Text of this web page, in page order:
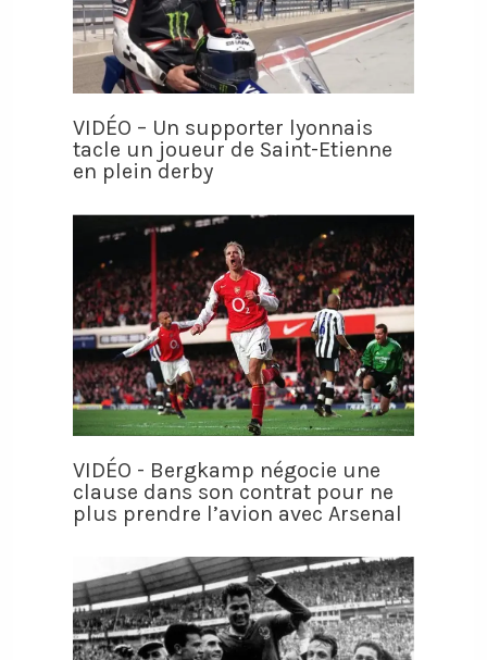
VIDÉO – Un supporter lyonnais
tacle un joueur de Saint-Etienne
en plein derby
VIDÉO - Bergkamp négocie une
clause dans son contrat pour ne
plus prendre l’avion avec Arsenal